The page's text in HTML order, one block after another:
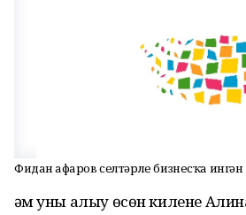
Фидан Ғафаров селтәрле бизнесҡа ингән
Һәм уны алыу өсөн килене